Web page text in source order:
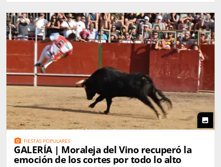
photo
photo_camera FIESTAS POPULARES
GALERÍA | Moraleja del Vino recuperó la
emoción de los cortes por todo lo alto